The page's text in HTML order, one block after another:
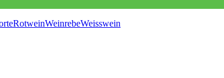
RotweinWeinrebeWeisswein